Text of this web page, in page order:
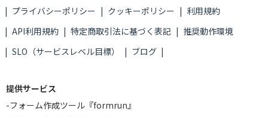
プライバシーポリシー
クッキーポリシー
利用規約
API利用規約
特定商取引法に基づく表記
推奨動作環境
SLO（サービスレベル目標）
ブログ
提供サービス
-フォーム作成ツール『formrun』